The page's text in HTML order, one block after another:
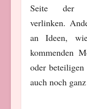
Seite der
verlinken.
an Ideen,
kommenden
oder
auch noch